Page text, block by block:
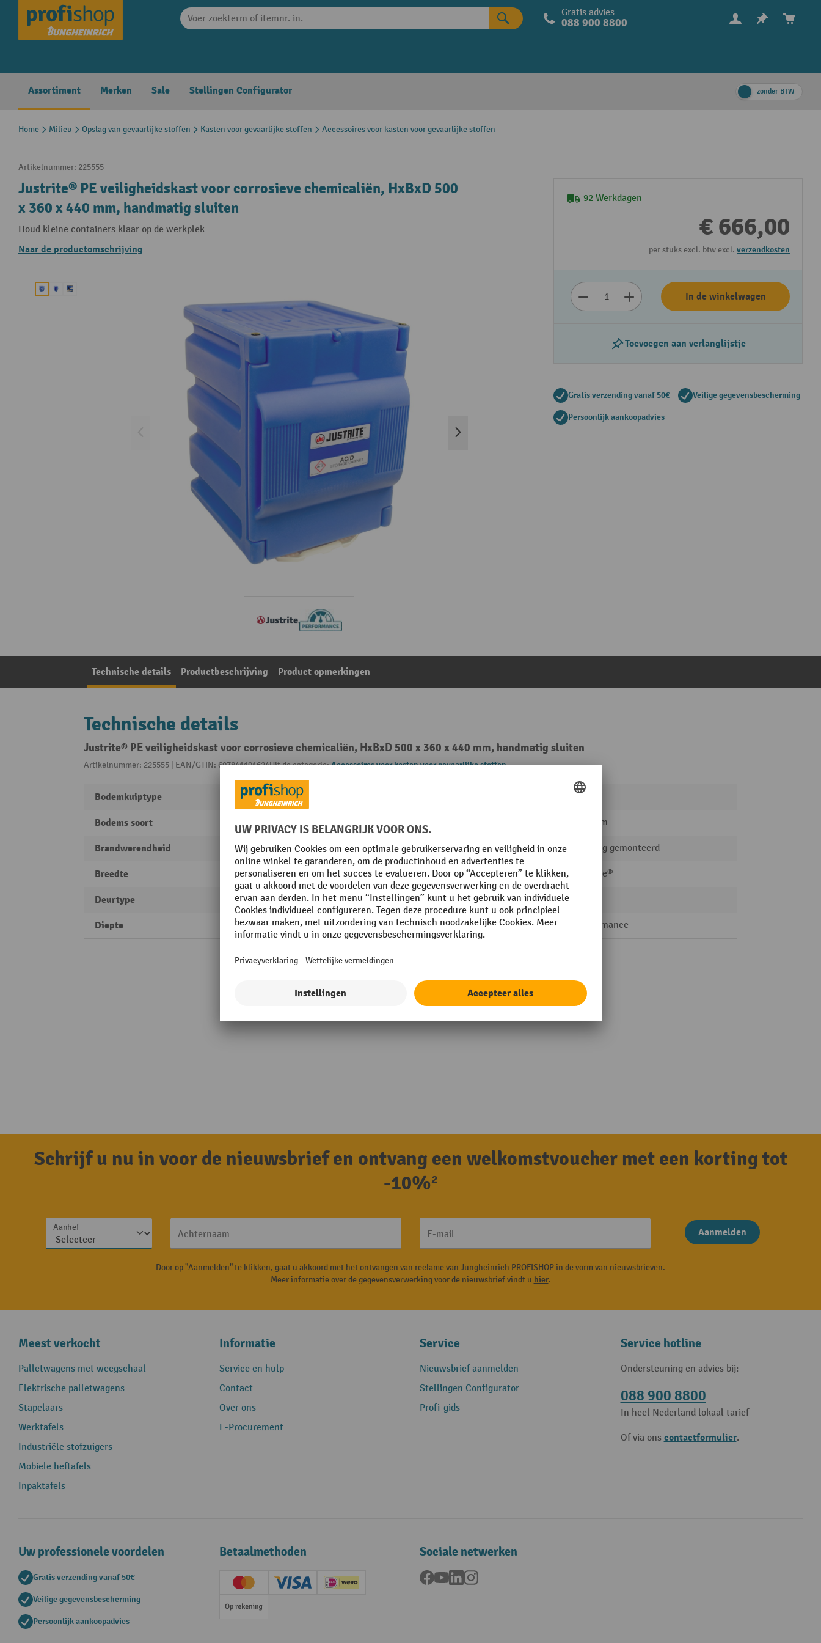
Skip to main navigation Gratis advies
088 900 8800
Assortiment Merken Sale Stellingen Configurator zonder BTW
Home Milieu Opslag van gevaarlijke stoffen Kasten voor gevaarlijke stoffen Accessoires voor kasten voor gevaarlijke stoffen
Artikelnummer: 225555
Justrite® PE veiligheidskast voor corrosieve chemicaliën, HxBxD 500
x 360 x 440 mm, handmatig sluiten
Houd kleine containers klaar op de werkplek
Naar de productomschrijving
92 Werkdagen
€ 666,00
per stuks excl. btw excl. verzendkosten
In de winkelwagen
Toevoegen aan verlanglijstje
Gratis verzending vanaf 50€ Veilige gegevensbescherming
Persoonlijk aankoopadvies
Technische details Productbeschrijving Product opmerkingen
Technische details
Justrite® PE veiligheidskast voor corrosieve chemicaliën, HxBxD 500 x 360 x 440 mm, handmatig sluiten
Artikelnummer: 225555 | EAN/GTIN: 697841191624Uit de categorie:Accessoires voor kasten voor gevaarlijke stoffen
Bodemkuiptype Bodemlekbak
Bodems soort Lekbak
Brandwerendheid 10 min
Breedte 360 mm
Deurtype Draaideur
Diepte 500 mm
8,8 kg
Hoogte 435 mm
Levering volledig gemonteerd
Merk Justrite®
Onderbouw materiaal
Rubriek Performance
Schrijf u nu in voor de nieuwsbrief en ontvang een welkomstvoucher met een korting tot
-10%²
Aanhef
Achternaam E-mail Aanmelden
Door op "Aanmelden" te klikken, gaat u akkoord met het ontvangen van reclame van Jungheinrich PROFISHOP in de vorm van nieuwsbrieven.
Meer informatie over de gegevensverwerking voor de nieuwsbrief vindt u hier.
Meest verkocht
Palletwagens met weegschaal
Elektrische palletwagens
Stapelaars
Werktafels
Industriële stofzuigers
Mobiele heftafels
Inpaktafels
Informatie
Service en hulp
Contact
Over ons
E-Procurement
Service
Nieuwsbrief aanmelden
Stellingen Configurator
Profi-gids
Service hotline
Ondersteuning en advies bij:
088 900 8800
In heel Nederland lokaal tarief
Of via ons contactformulier.
Uw professionele voordelen
Gratis verzending vanaf 50€
Veilige gegevensbescherming
Persoonlijk aankoopadvies
Betaalmethoden
Creditcard (Master)Creditcard (Visa)iDEAL | Wero
Op rekening
Sociale netwerken
Facebook
YouTubeLinkedInInstagram